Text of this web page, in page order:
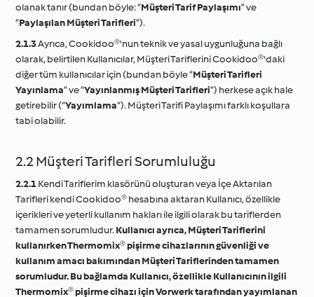
olanak tanır (bundan böyle: “Müşteri Tarif Paylaşımı” ve
“Paylaşılan Müşteri Tarifleri”).
2.1.3Ayrıca, Cookidoo®'nun teknik ve yasal uygunluğuna bağlı
olarak, belirtilen Kullanıcılar, Müşteri Tariflerini Cookidoo®'daki
diğer tüm kullanıcılar için (bundan böyle “Müşteri Tarifleri
Yayınlama” ve “Yayınlanmış Müşteri Tarifleri”) herkese açık hale
getirebilir (“Yayımlama“). Müşteri Tarifi Paylaşımı farklı koşullara
tabi olabilir.
2.2 Müşteri Tarifleri Sorumluluğu
2.2.1Kendi Tariflerim klasörünü oluşturan veya İçe Aktarılan
Tarifleri kendi Cookidoo® hesabına aktaran Kullanıcı, özellikle
içerikleri ve yeterli kullanım hakları ile ilgili olarak bu tariflerden
tamamen sorumludur.Kullanıcı ayrıca, Müşteri Tariflerini
kullanırken Thermomix® pişirme cihazlarının güvenliği ve
kullanım amacı bakımından Müşteri Tariflerinden tamamen
sorumludur. Bu bağlamda Kullanıcı, özellikle Kullanıcının ilgili
Thermomix® pişirme cihazı için Vorwerk tarafından yayımlanan